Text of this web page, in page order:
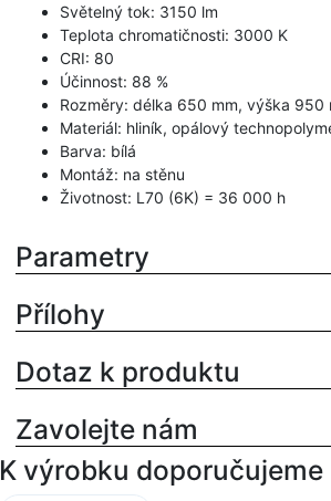
Světelný tok: 3150 lm
Teplota chromatičnosti: 3000 K
CRI: 80
Účinnost: 88 %
Rozměry: délka 650 mm, výška 950
Materiál: hliník, opálový
Barva: bílá
Montáž: na stěnu
Životnost: L70 (6K) = 36 000 h
Parametry
Přílohy
Dotaz k produktu
Zavolejte nám
K výrobku doporučujeme